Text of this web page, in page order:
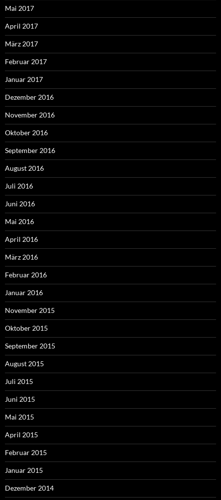
Mai 2017
April 2017
März 2017
Februar 2017
Januar 2017
Dezember 2016
November 2016
Oktober 2016
September 2016
August 2016
Juli 2016
Juni 2016
Mai 2016
April 2016
März 2016
Februar 2016
Januar 2016
November 2015
Oktober 2015
September 2015
August 2015
Juli 2015
Juni 2015
Mai 2015
April 2015
Februar 2015
Januar 2015
Dezember 2014